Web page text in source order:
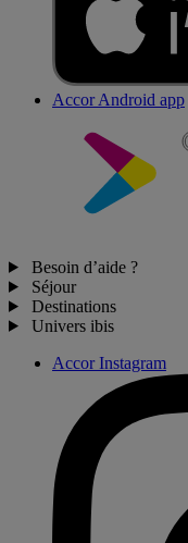
Accor Android app
Besoin d’aide ?
Séjour
Destinations
Univers ibis
Accor Instagram